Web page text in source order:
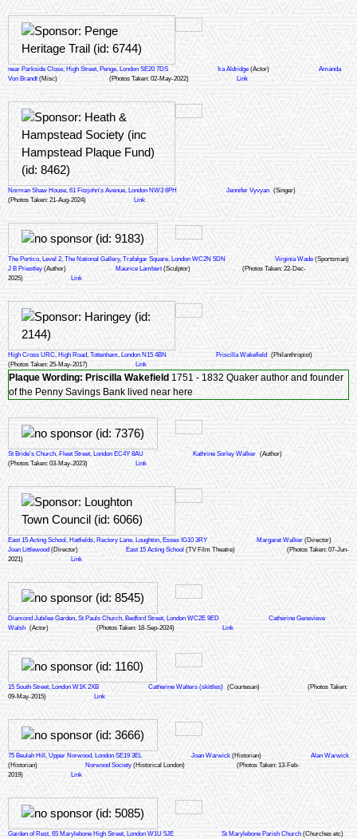
near Parkside Close, High Street, Penge, London SE20 7DS Ira Aldridge (Actor)
Amanda
Von Brandt(Misc) (Photos Taken: 02-May-2022) Link
Norman Shaw House, 61 Fitzjohn's Avenue, London NW3 6PH Jennifer Vyvyan (Singer)
(Photos Taken: 21-Aug-2024)
Link
The Portico, Level 2, The National Gallery, Trafalgar Square, London WC2N 5DN Virginia Wade (Sportsman)
J B Priestley (Author) Maurice Lambert(Sculptor)
(Photos Taken: 22-Dec-
2025)
Link
High Cross URC, High Road, Tottenham, London N15 4BN Priscilla Wakefield
(Philanthropist)
(Photos Taken: 25-May-2017)
Link
Plaque Wording: Priscilla Wakefield 1751 - 1832 Quaker author and founder
of the Penny Savings Bank lived near here
St Bride's Church, Fleet Street, London EC4Y 8AU Kathrine Sorley Walker (Author)
(Photos Taken: 03-May-2023)
Link
East 15 Acting School, Hatfields, Rectory Lane, Loughton, Essex IG10 3RY Margaret Walker (Director)
Joan Littlewood (Director) East 15 Acting School (TV Film Theatre)
(Photos Taken: 07-Jun-
2021)
Link
Diamond Jubilee Garden, St Pauls Church, Bedford Street, London WC2E 9ED
Catherine Genevieve
Walsh (Actor) (Photos Taken: 18-Sep-2024) Link
15 South Street, London W1K 2XB Catherine Walters (skittles) (Courtesan)
(Photos Taken:
09-May-2015)
Link
75 Beulah Hill, Upper Norwood, London SE19 3EL Joan Warwick (Historian)
Alan Warwick
(Historian)
Norwood Society (Historical London)
(Photos Taken: 13-Feb-
2019)
Link
Garden of Rest, 65 Marylebone High Street, London W1U 5JE St Marylebone Parish Church (Churches etc)